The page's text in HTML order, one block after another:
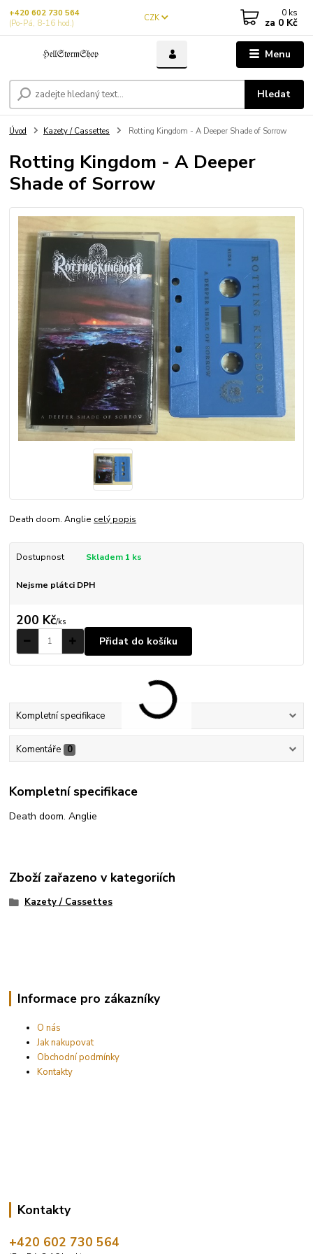
Menu
CZK
Hledat
+420 602 730 564
(Po-Pá, 8-16 hod.)
0 ks
za 0 Kč
Úvod Kazety / Cassettes Rotting Kingdom - A Deeper Shade of Sorrow
Rotting Kingdom - A Deeper
Shade of Sorrow
Death doom. Anglie celý popis
Dostupnost Skladem 1 ks
Nejsme plátci DPH
200 Kč/ks
Přidat do košíku
Kompletní specifikace
Komentáře 0
Kompletní specifikace
Death doom. Anglie
Zboží zařazeno v kategoriích
Kazety / Cassettes
Informace pro zákazníky
O nás
Jak nakupovat
Obchodní podmínky
Kontakty
Kontakty
+420 602 730 564